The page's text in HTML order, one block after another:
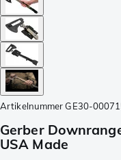
Artikelnummer GE30-
Gerber
USA Made